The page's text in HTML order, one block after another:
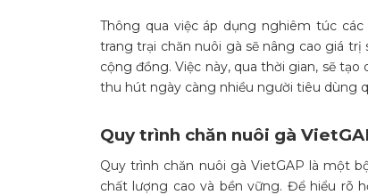
Thông qua việc áp dụng nghiêm túc
trang trại chăn nuôi gà sẽ nâng cao giá
cộng đồng. Việc này, qua thời gian, sẽ
thu hút ngày càng nhiều người tiêu dùng
Quy trình chăn nuôi gà
Quy trình chăn nuôi gà VietGAP là một
chất lượng cao và bền vững. Để hiểu rõ